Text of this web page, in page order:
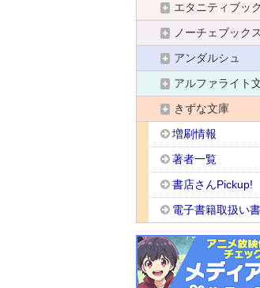
エタニティブッ
ノーチェブックス
アンダルシュ
アルファライト
きずな文庫
増刷情報
著者一覧
書店さんPickup!
電子書籍取扱い